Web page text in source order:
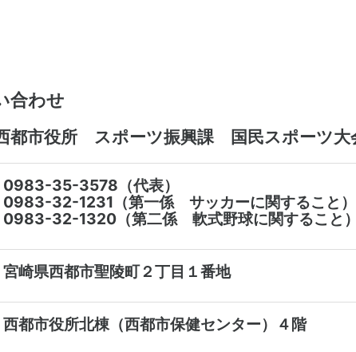
合わせ
都市役所 スポーツ振興課 国民スポーツ大
0983-35-3578（代表）
32-1231（第一係 サッカーに関すること）
32-1320（第二係 軟式野球に関すること
崎県西都市聖陵町２丁目１番地
都市役所北棟（西都市保健センター）４階